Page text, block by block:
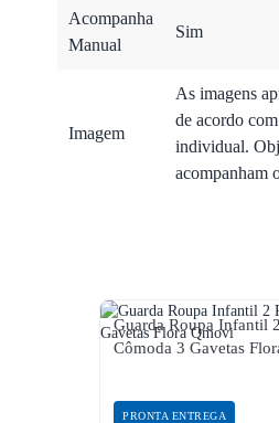
Acompanha
Manual
Sim
Imagem
As imagens
de acordo
individual.
acompanham
Guarda Roupa Infantil
Cômoda 3 Gavetas
PRONTA ENTREGA